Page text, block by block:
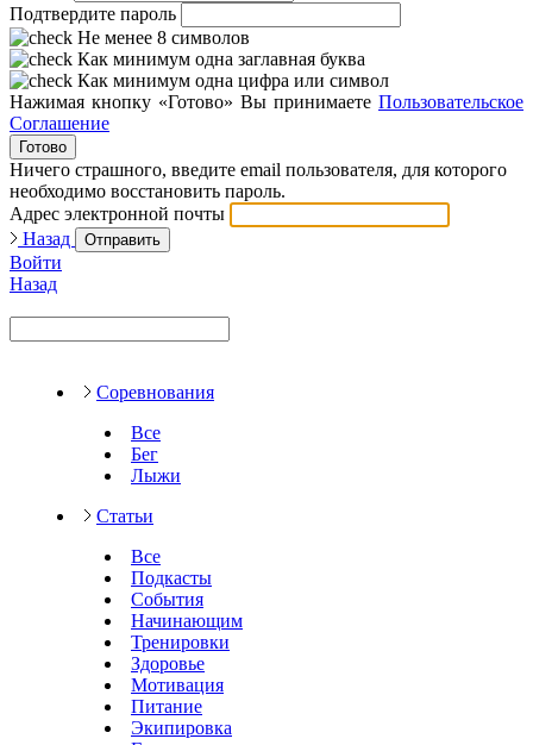
Подтвердите пароль
Не менее 8 символов
Как минимум одна заглавная буква
Как минимум одна цифра или символ
Нажимая кнопку «Готово» Вы принимаете Пользовательское
Соглашение
Готово
Ничего страшного, введите email пользователя, для которого
необходимо восстановить пароль.
Адрес электронной почты
Назад
Отправить
Войти
Назад
Соревнования
Все
Бег
Лыжи
Статьи
Все
Подкасты
События
Начинающим
Тренировки
Здоровье
Мотивация
Питание
Экипировка